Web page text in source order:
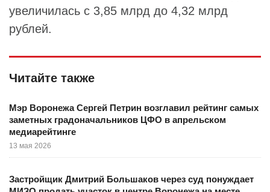
увеличилась с 3,85 млрд до 4,32 млрд
рублей.
Читайте также
Мэр Воронежа Сергей Петрин возглавил рейтинг самых
заметных градоначальников ЦФО в апрельском
медиарейтинге
13 мая 2026
Застройщик Дмитрий Большаков через суд понуждает